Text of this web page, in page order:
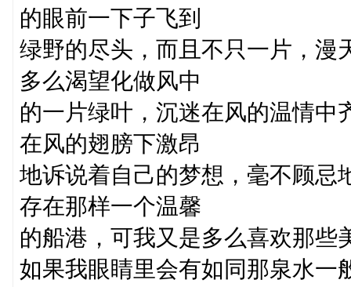
的眼前一下子飞到
绿野的尽头，而且不只一片，漫
多么渴望化做风中
的一片绿叶，沉迷在风的温情中
在风的翅膀下激昂
地诉说着自己的梦想，毫不顾忌
存在那样一个温馨
的船港，可我又是多么喜欢那些
如果我眼睛里会有如同那泉水一